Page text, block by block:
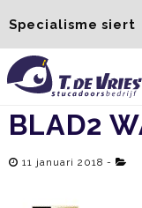
Specialisme siert
BLAD2
11 januari 2018 -